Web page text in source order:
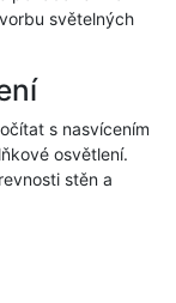
světelných
s nasvícením
osvětlení.
stěn a